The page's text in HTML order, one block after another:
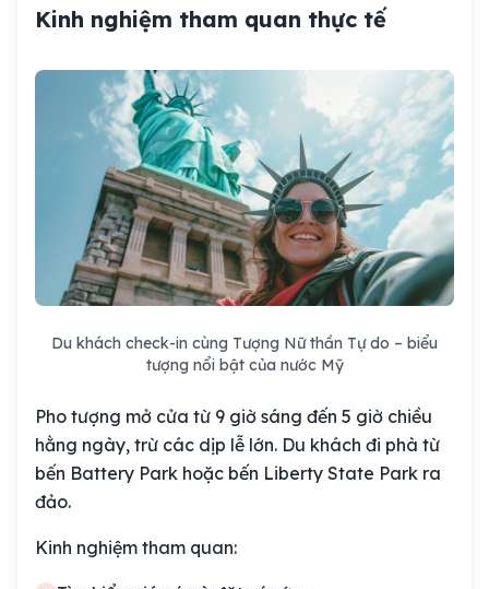
Kinh nghiệm tham quan thực tế
Du khách check-in cùng Tượng Nữ thần Tự do – biểu
tượng nổi bật của nước Mỹ
Pho tượng mở cửa từ 9 giờ sáng đến 5 giờ chiều
hằng ngày, trừ các dịp lễ lớn. Du khách đi phà từ
bến Battery Park hoặc bến Liberty State Park ra
đảo.
Kinh nghiệm tham quan: